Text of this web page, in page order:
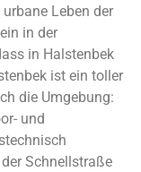
Leben der
in der
in Halstenbek
ist ein toller
die Umgebung:
und
Schnellstraße